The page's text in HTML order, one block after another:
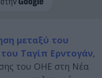
μεταξύ του
Ταγίπ Ερντογάν,
του ΟΗΕ στη Νέα